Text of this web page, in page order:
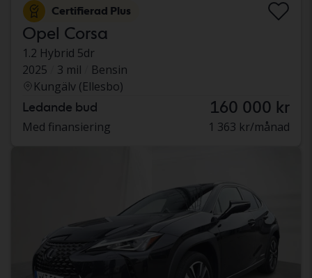
Certifierad Plus
Opel Corsa
1.2 Hybrid 5dr
2025
3 mil
Bensin
Kungälv (Ellesbo)
Ledande bud 160 000 kr
Med finansiering 1 363 kr/månad